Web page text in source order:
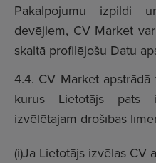
Pakalpojumu izpildi
devējiem, CV Market
skaitā profilējošu Datu
4.4. CV Market
kurus Lietotājs pats
izvēlētajam drošības
(i)Ja Lietotājs izvēlas